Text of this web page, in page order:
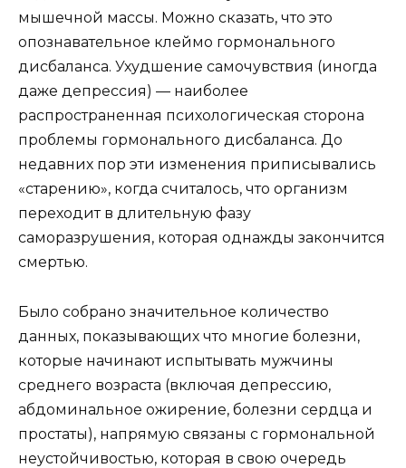
мышечной массы. Можно сказать, что это
опознавательное клеймо гормонального
дисбаланса. Ухудшение самочувствия (иногда
даже депрессия) — наиболее
распространенная психологическая сторона
проблемы гормонального дисбаланса. До
недавних пор эти изменения приписывались
«старению», когда считалось, что организм
переходит в длительную фазу
саморазрушения, которая однажды закончится
смертью.
Было собрано значительное количество
данных, показывающих что многие болезни,
которые начинают испытывать мужчины
среднего возраста (включая депрессию,
абдоминальное ожирение, болезни сердца и
простаты), напрямую связаны с гормональной
неустойчивостью, которая в свою очередь